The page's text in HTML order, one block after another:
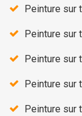
Peinture sur
Peinture sur
Peinture sur
Peinture sur
Peinture sur